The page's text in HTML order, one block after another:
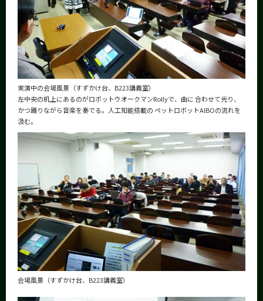
実演中の会場風景（すずかけ台、B223講義室）
左中央の机上にあるのがロボットウオークマンRollyで、曲に合わせて光り、
かつ踊りながら音楽を奏でる。人工知能搭載のペットロボットAIBOの流れを
汲む。
会場風景（すずかけ台、B223講義室）